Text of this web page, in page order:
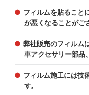
フィルムを貼ること
が悪くなることがご
弊社販売のフィルム
車アクセサリー部品
フィルム施工には技
す。